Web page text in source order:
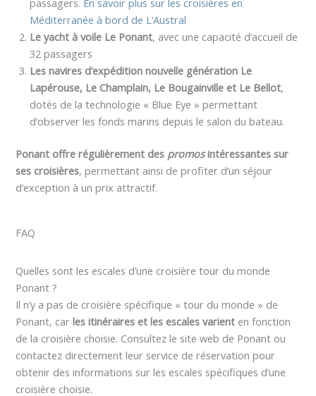
passagers. En savoir plus sur les croisières en
Méditerranée à bord de L’Austral
Le yacht à voile Le Ponant, avec une capacité d’accueil de
32 passagers
Les navires d’expédition nouvelle génération Le
Lapérouse, Le Champlain, Le Bougainville et Le Bellot,
dotés de la technologie « Blue Eye » permettant
d’observer les fonds marins depuis le salon du bateau.
Ponant offre régulièrement des promosintéressantes sur
ses croisières, permettant ainsi de profiter d’un séjour
d’exception à un prix attractif.
FAQ
Quelles sont les escales d’une croisière tour du monde
Ponant ?
Il n’y a pas de croisière spécifique « tour du monde » de
Ponant, carles itinéraires et les escales varient en fonction
de la croisière choisie. Consultez le site web de Ponant ou
contactez directement leur service de réservation pour
obtenir des informations sur les escales spécifiques d’une
croisière choisie.